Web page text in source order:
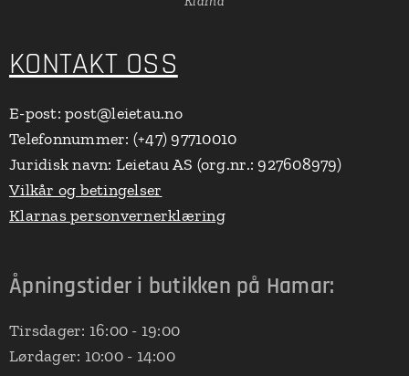
KONTAKT OSS
E-post: post@leietau.no
Telefonnummer: (+47) 97710010
Juridisk navn: Leietau AS (org.nr.: 927608979)
Vilkår og betingelser
Klarnas personvernerklæring
Åpningstider i butikken på Hamar:
Tirsdager: 16:00 - 19:00
Lørdager: 10:00 - 14:00